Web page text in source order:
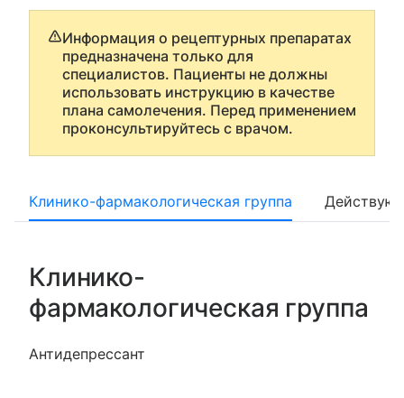
Информация о рецептурных препаратах
предназначена только для
специалистов. Пациенты не должны
использовать инструкцию в качестве
плана самолечения. Перед применением
проконсультируйтесь с врачом.
Клинико-фармакологическая группа
Клинико-
фармакологическая группа
Антидепрессант